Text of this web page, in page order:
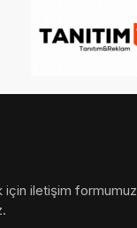
için iletişim formumuz